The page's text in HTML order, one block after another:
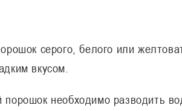
серого, белого или
вкусом.
порошок необходимо разводить